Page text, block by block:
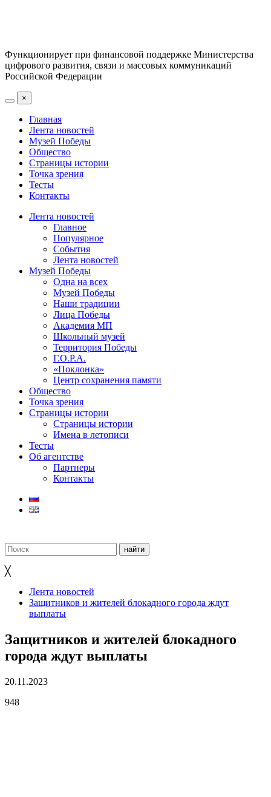
Функционирует при финансовой поддержке Министерства
цифрового развития, связи и массовых коммуникаций
Российской Федерации
×
Главная
Лента новостей
Музей Победы
Общество
Страницы истории
Точка зрения
Тесты
Контакты
Лента новостей
Главное
Популярное
События
Лента новостей
Музей Победы
Одна на всех
Музей Победы
Наши традиции
Лица Победы
Академия МП
Школьный музей
Территория Победы
Г.О.Р.А.
«Поклонка»
Центр сохранения памяти
Общество
Точка зрения
Страницы истории
Страницы истории
Имена в летописи
Тесты
Об агентстве
Партнеры
Контакты
╳
Лента новостей
Защитников и жителей блокадного города ждут
выплаты
Защитников и жителей блокадного
города ждут выплаты
20.11.2023
948